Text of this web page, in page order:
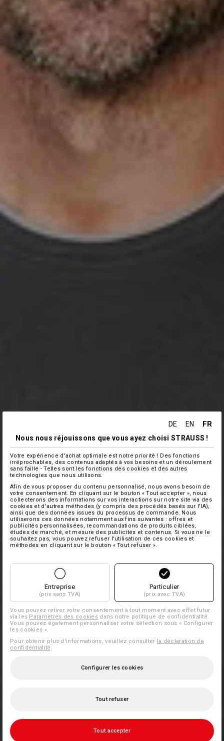
DE EN FR
Nous nous réjouissons que vous ayez choisi STRAUSS !
Votre expérience d'achat optimale est notre priorité ! Des fonctions
irréprochables, des contenus adaptés à vos besoins et un déroulement
sans faille - Telles sont les fonctions des cookies et des autres
technologies que nous utilisons.
Afin de vous proposer du contenu personnalisé, nous avons besoin de
votre consentement. En cliquant sur le bouton « Tout accepter », nous
collecterons des informations sur vos interactions sur notre site via des
cookies et d'autres méthodes (y compris des procédés basés sur l'IA),
ainsi que des données issues du processus de commande. Nous
utiliserons ces données notamment aux fins suivantes : offres et
publicités personnalisées, recommandations de produits ciblées,
études de marché, et mesure des publicités et contenus. Si vous ne le
souhaitez pas, vous pouvez refuser l'utilisation de ces cookies et
méthodes en cliquant sur le bouton « Tout refuser ».
Entreprise
(prix sans TVA)
Particulier
(prix avec TVA)
Vous pouvez retirer votre consentement à tout moment avec effet futur
via les Paramètres des cookies dans notre politique de confidentialité.
Vous pouvez également personnaliser votre sélection sous « Configurer
les cookies ».
Pour obtenir plus d'informations, veuillez consulter la déclaration de
confidentialité
Configurer les cookies
Tout refuser
Tout accepter